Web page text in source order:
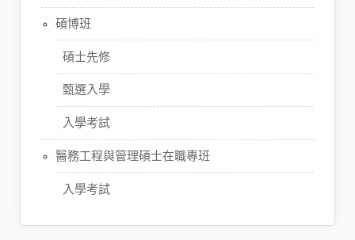
碩博班
碩士先修
甄選入學
入學考試
醫務工程與管理碩士在職專班
入學考試